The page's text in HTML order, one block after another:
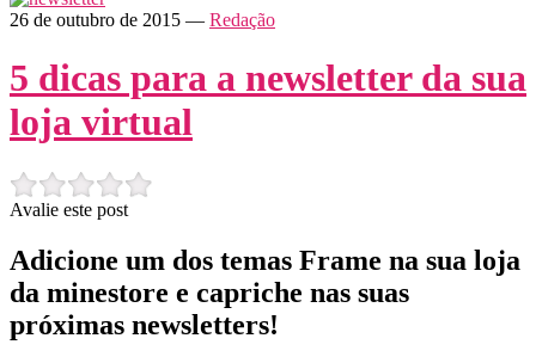
26 de outubro de 2015 — Redação
5 dicas para a newsletter da sua
loja virtual
Avalie este post
Adicione um dos temas Frame na sua loja
da minestore e capriche nas suas
próximas newsletters!